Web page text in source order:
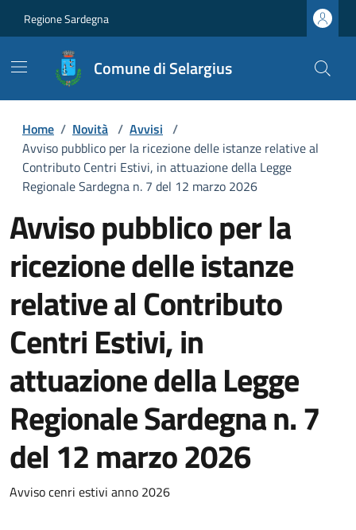
Regione Sardegna
Comune di Selargius
Home / Novità / Avvisi /
Avviso pubblico per la ricezione delle istanze relative al
Contributo Centri Estivi, in attuazione della Legge
Regionale Sardegna n. 7 del 12 marzo 2026
Avviso pubblico per la
ricezione delle istanze
relative al Contributo
Centri Estivi, in
attuazione della Legge
Regionale Sardegna n. 7
del 12 marzo 2026
Dettagli della notizia
Avviso cenri estivi anno 2026